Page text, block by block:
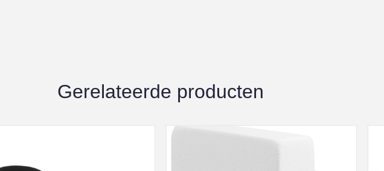
Gerelateerde producten